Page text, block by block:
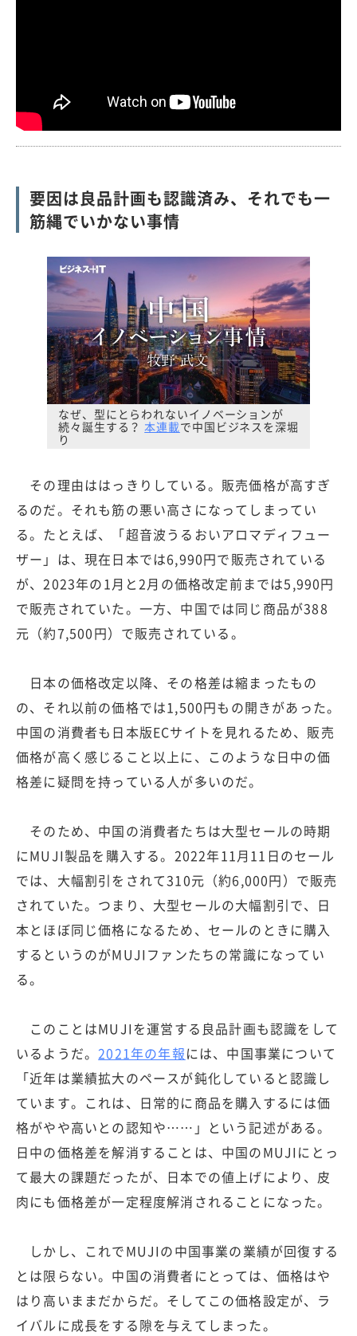
要因は良品計画も認識済み、それでも一
筋縄でいかない事情
なぜ、型にとらわれないイノベーションが
続々誕生する？本連載で中国ビジネスを深堀
り
その理由ははっきりしている。販売価格が高すぎ
るのだ。それも筋の悪い高さになってしまってい
る。たとえば、「超音波うるおいアロマディフュー
ザー」は、現在日本では6,990円で販売されている
が、2023年の1月と2月の価格改定前までは5,990円
で販売されていた。一方、中国では同じ商品が388
元（約7,500円）で販売されている。
日本の価格改定以降、その格差は縮まったもの
の、それ以前の価格では1,500円もの開きがあった。
中国の消費者も日本版ECサイトを見れるため、販売
価格が高く感じること以上に、このような日中の価
格差に疑問を持っている人が多いのだ。
そのため、中国の消費者たちは大型セールの時期
にMUJI製品を購入する。2022年11月11日のセール
では、大幅割引をされて310元（約6,000円）で販売
されていた。つまり、大型セールの大幅割引で、日
本とほぼ同じ価格になるため、セールのときに購入
するというのがMUJIファンたちの常識になってい
る。
このことはMUJIを運営する良品計画も認識をして
いるようだ。2021年の年報には、中国事業について
「近年は業績拡大のペースが鈍化していると認識し
ています。これは、日常的に商品を購入するには価
格がやや高いとの認知や……」という記述がある。
日中の価格差を解消することは、中国のMUJIにとっ
て最大の課題だったが、日本での値上げにより、皮
肉にも価格差が一定程度解消されることになった。
しかし、これでMUJIの中国事業の業績が回復する
とは限らない。中国の消費者にとっては、価格はや
はり高いままだからだ。そしてこの価格設定が、ラ
イバルに成長をする隙を与えてしまった。